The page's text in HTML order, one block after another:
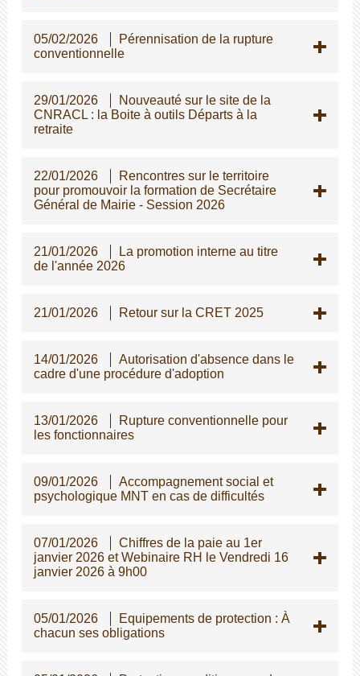
05/02/2026
Pérennisation de la rupture
conventionnelle
29/01/2026
Nouveauté sur le site de la
CNRACL : la Boite à outils Départs à la
retraite
22/01/2026
Rencontres sur le territoire
pour promouvoir la formation de Secrétaire
Général de Mairie - Session 2026
21/01/2026
La promotion interne au titre
de l'année 2026
21/01/2026 Retour sur la CRET 2025
14/01/2026
Autorisation d'absence dans le
cadre d'une procédure d'adoption
13/01/2026
Rupture conventionnelle pour
les fonctionnaires
09/01/2026
Accompagnement social et
psychologique MNT en cas de difficultés
07/01/2026
Chiffres de la paie au 1er
janvier 2026 et Webinaire RH le Vendredi 16
janvier 2026 à 9h00
05/01/2026
Equipements de protection : À
chacun ses obligations